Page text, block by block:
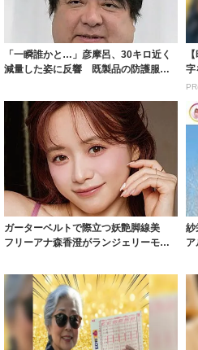
「一瞬誰かと…」彦摩呂、30キロ近く
減量した姿に反響 既製品の防護服が
字
致
ガーターベルトで際立つ妖艶脚線美
フリーアナ森香澄がランジェリーモデ
紗
ア